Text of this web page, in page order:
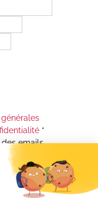
*
emails
les
de la
vous